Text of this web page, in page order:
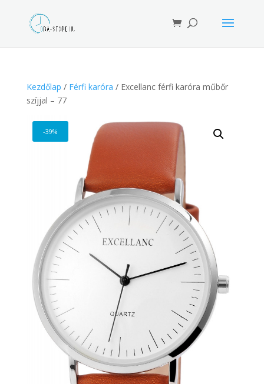
search
Kezdőlap / Férfi karóra / Excellanc férfi karóra műbőr
szíjjal – 77
-39%